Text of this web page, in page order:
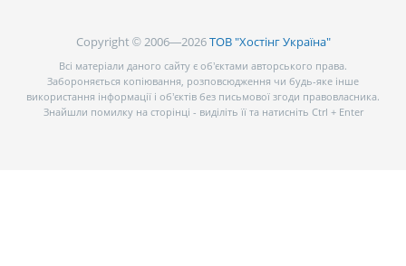
Copyright © 2006—2026ТОВ "Хостінг Україна"
Всі матеріали даного сайту є об’єктами авторського права.
Забороняється копіювання, розповсюдження чи будь-яке інше
використання інформації і об’єктів без письмової згоди правовласника.
Знайшли помилку на сторінці - виділіть її та натисніть Ctrl + Enter